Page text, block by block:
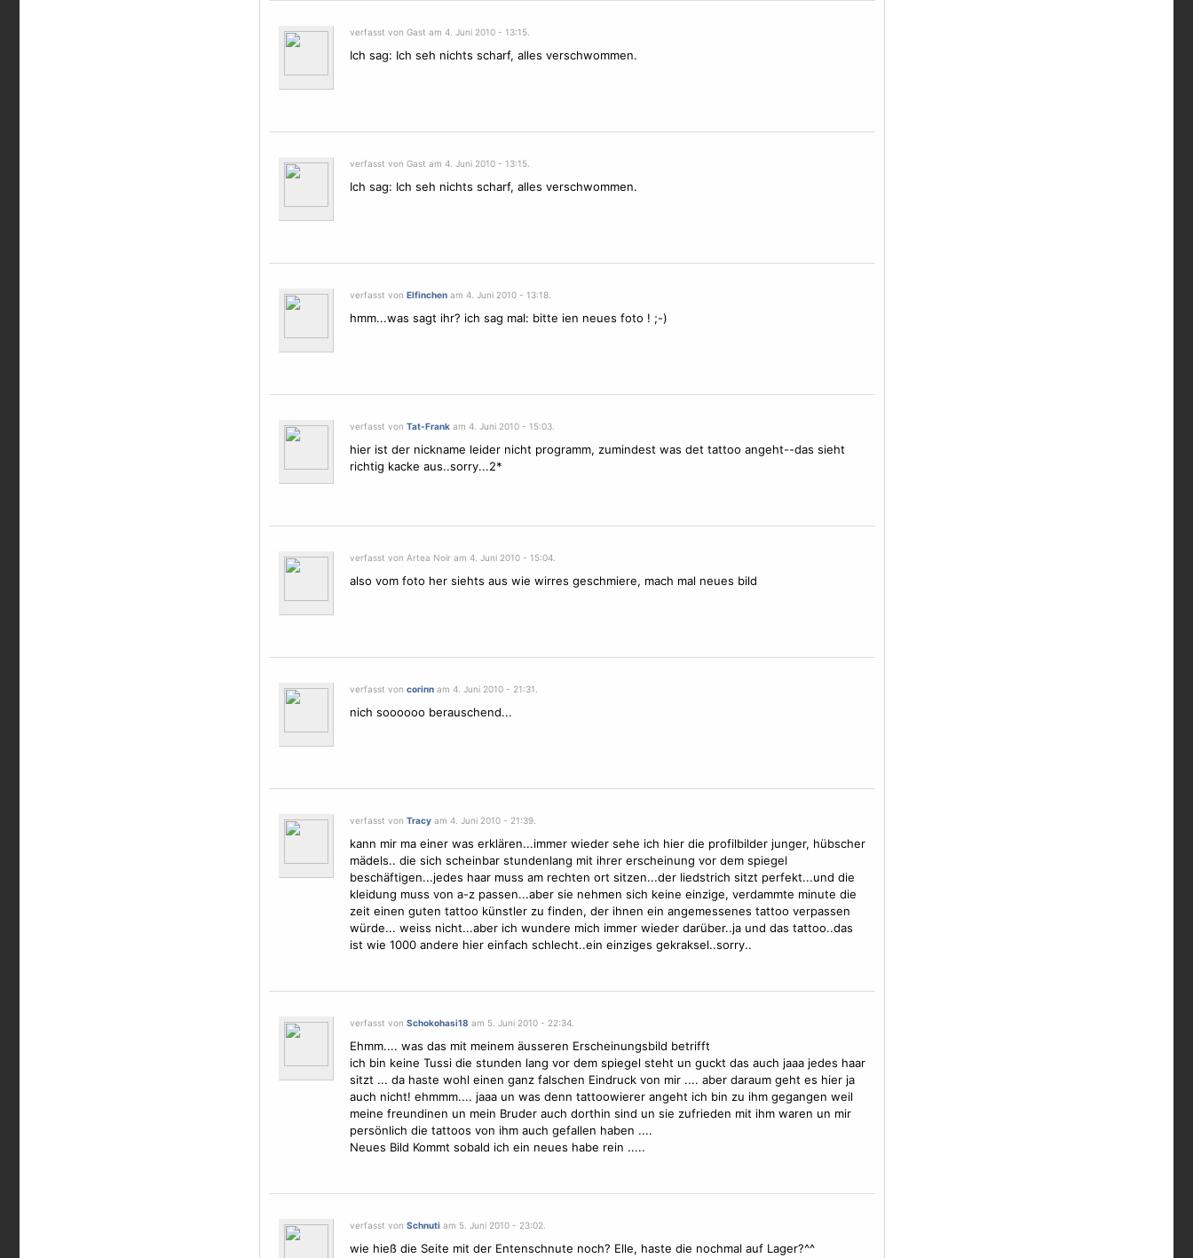
verfasst von Gast am 4. Juni 2010 - 13:15.
Ich sag: Ich seh nichts scharf, alles verschwommen.
verfasst von Gast am 4. Juni 2010 - 13:15.
Ich sag: Ich seh nichts scharf, alles verschwommen.
verfasst von Elfinchenam 4. Juni 2010 - 13:18.
hmm...was sagt ihr? ich sag mal: bitte ien neues foto ! ;-)
verfasst von Tat-Frankam 4. Juni 2010 - 15:03.
hier ist der nickname leider nicht programm, zumindest was det tattoo angeht--das sieht
richtig kacke aus..sorry...2*
verfasst von Artea Noir am 4. Juni 2010 - 15:04.
also vom foto her siehts aus wie wirres geschmiere, mach mal neues bild
verfasst von corinnam 4. Juni 2010 - 21:31.
nich soooooo berauschend...
verfasst von Tracyam 4. Juni 2010 - 21:39.
kann mir ma einer was erklären...immer wieder sehe ich hier die profilbilder junger, hübscher
mädels.. die sich scheinbar stundenlang mit ihrer erscheinung vor dem spiegel
beschäftigen...jedes haar muss am rechten ort sitzen...der liedstrich sitzt perfekt...und die
kleidung muss von a-z passen...aber sie nehmen sich keine einzige, verdammte minute die
zeit einen guten tattoo künstler zu finden, der ihnen ein angemessenes tattoo verpassen
würde... weiss nicht...aber ich wundere mich immer wieder darüber..ja und das tattoo..das
ist wie 1000 andere hier einfach schlecht..ein einziges gekraksel..sorry..
verfasst von Schokohasi18 am 5. Juni 2010 - 22:34.
Ehmm.... was das mit meinem äusseren Erscheinungsbild betrifft
ich bin keine Tussi die stunden lang vor dem spiegel steht un guckt das auch jaaa jedes haar
sitzt ... da haste wohl einen ganz falschen Eindruck von mir .... aber daraum geht es hier ja
auch nicht! ehmmm.... jaaa un was denn tattoowierer angeht ich bin zu ihm gegangen weil
meine freundinen un mein Bruder auch dorthin sind un sie zufrieden mit ihm waren un mir
persönlich die tattoos von ihm auch gefallen haben ....
Neues Bild Kommt sobald ich ein neues habe rein .....
verfasst von Schnuti am 5. Juni 2010 - 23:02.
wie hieß die Seite mit der Entenschnute noch? Elle, haste die nochmal auf Lager?^^